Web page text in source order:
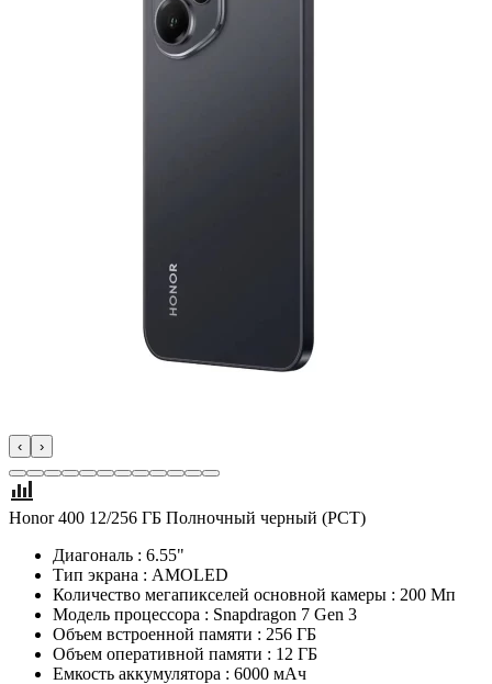
‹ ›
Honor 400 12/256 ГБ Полночный черный (РСТ)
Диагональ : 6.55"
Тип экрана : AMOLED
Количество мегапикселей основной камеры : 200 Мп
Модель процессора : Snapdragon 7 Gen 3
Объем встроенной памяти : 256 ГБ
Объем оперативной памяти : 12 ГБ
Емкость аккумулятора : 6000 мАч